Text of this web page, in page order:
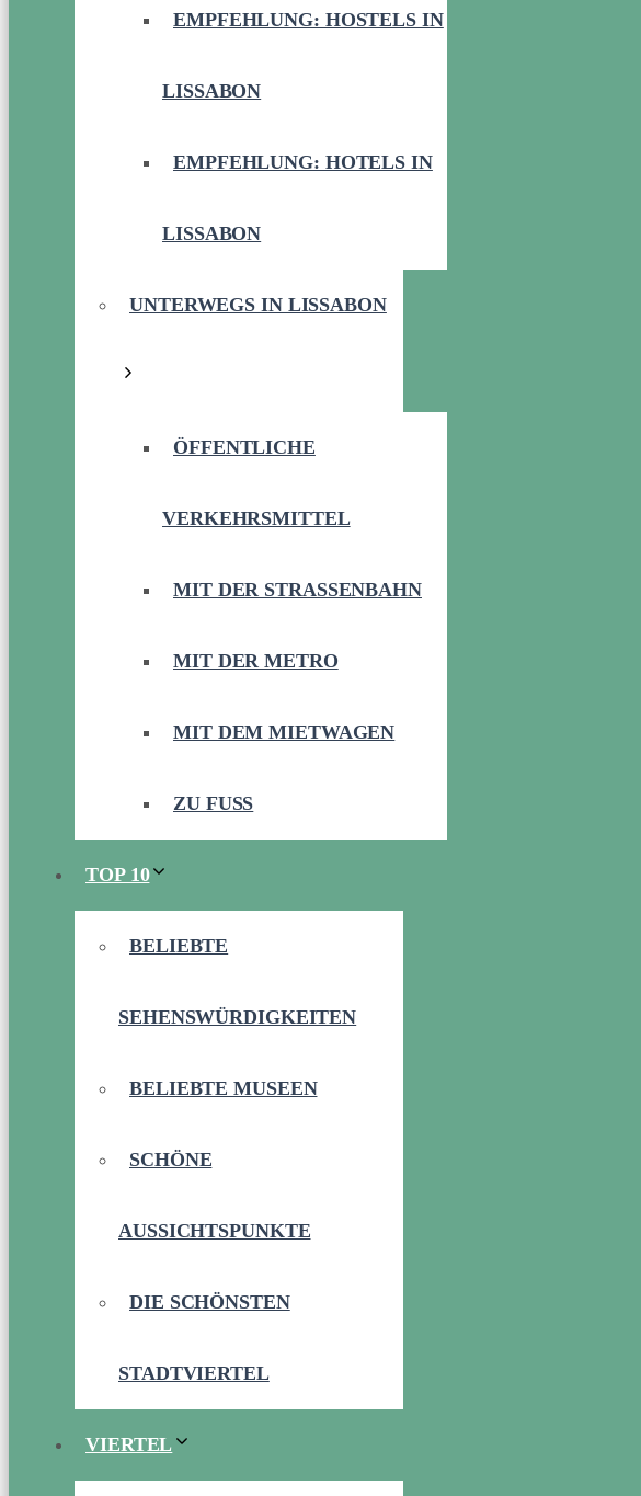
EMPFEHLUNG: HOSTELS IN
LISSABON
EMPFEHLUNG: HOTELS IN
LISSABON
UNTERWEGS IN LISSABON
ÖFFENTLICHE
VERKEHRSMITTEL
MIT DER STRASSENBAHN
MIT DER METRO
MIT DEM MIETWAGEN
ZU FUSS
TOP 10
BELIEBTE
SEHENSWÜRDIGKEITEN
BELIEBTE MUSEEN
SCHÖNE
AUSSICHTSPUNKTE
DIE SCHÖNSTEN
STADTVIERTEL
VIERTEL